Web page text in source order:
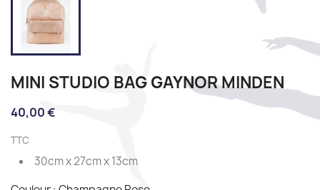
MINI STUDIO BAG GAYNOR MINDEN
40,00 €
TTC
30cm x 27cm x 13cm